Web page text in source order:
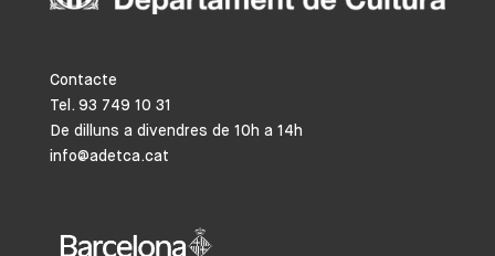
Contacte
Tel. 93 749 10 31
De dilluns a divendres de 10h a 14h
info@adetca.cat